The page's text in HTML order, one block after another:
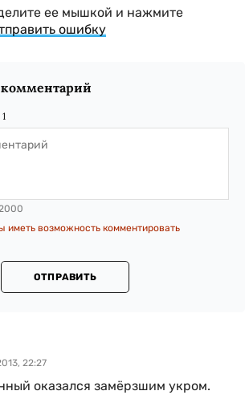
ее мышкой и нажмите
ошибку
комментарий
1
иметь возможность комментировать
ОТПРАВИТЬ
22:27
оказался замёрзшим укром.